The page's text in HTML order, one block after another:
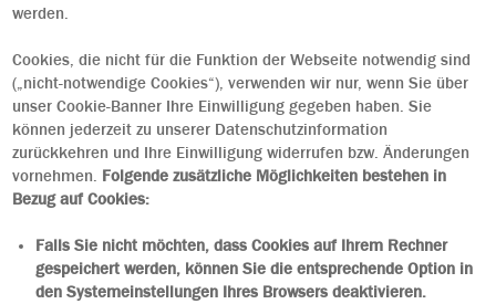
werden.
Cookies, die nicht für die Funktion der Webseite notwendig sind
(„nicht-notwendige Cookies“), verwenden wir nur, wenn Sie über
unser Cookie-Banner Ihre Einwilligung gegeben haben. Sie
können jederzeit zu unserer Datenschutzinformation
zurückkehren und Ihre Einwilligung widerrufen bzw. Änderungen
vornehmen. Folgende zusätzliche Möglichkeiten bestehen in
Bezug auf Cookies:
Falls Sie nicht möchten, dass Cookies auf Ihrem Rechner
gespeichert werden, können Sie die entsprechende Option in
den Systemeinstellungen Ihres Browsers deaktivieren.